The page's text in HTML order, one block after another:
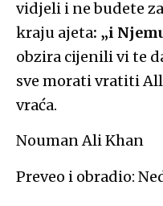
vidjeli i ne budete
kraju ajeta: „i
obzira cijenili vi te
sve morati vratiti
vraća.
Nouman Ali Khan
Preveo i obradio: